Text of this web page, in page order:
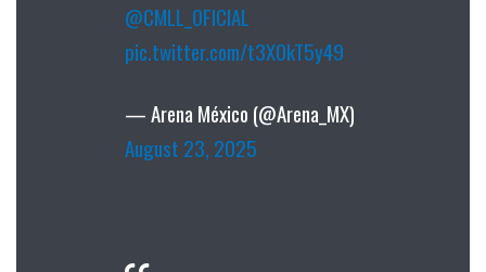
@CMLL_OFICIAL
pic.twitter.com/t3XOkT5y49
— Arena México (@Arena_MX)
August 23, 2025